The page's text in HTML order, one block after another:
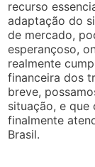
recurso
adaptação do
de mercado,
esperançoso,
realmente
financeira dos
breve,
situação, e que
finalmente
Brasil.